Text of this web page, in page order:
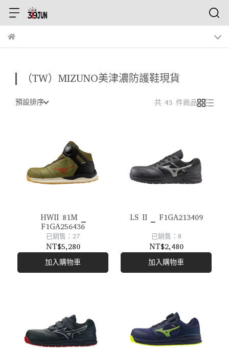
（TW）MIZUNO美津濃防護鞋現貨
預設排序 共 43 件商品
HWII 81M _
F1GA256436
已銷售：27
NT$5,280
加入購物車
LS II _ F1GA213409
已銷售：8
NT$2,480
加入購物車